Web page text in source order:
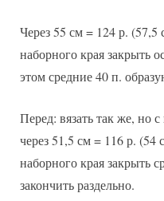
Через 55 см = 124 р.
наборного края закрыть
этом средние 40 п.
Перед: вязать так же, но
через 51,5 см = 116 р. (54
наборного края закрыть
закончить раздельно.